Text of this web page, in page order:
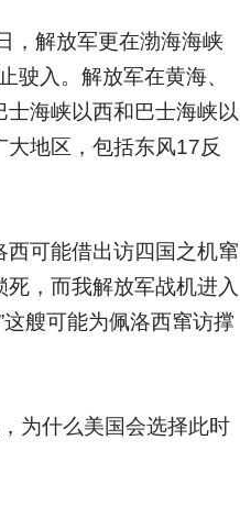
，解放军更在渤海海峡
驶入。解放军在黄海、
海峡以西和巴士海峡以
地区，包括东风17反
可能借出访四国之机窜
，而我解放军战机进入
艘可能为佩洛西窜访撑
为什么美国会选择此时